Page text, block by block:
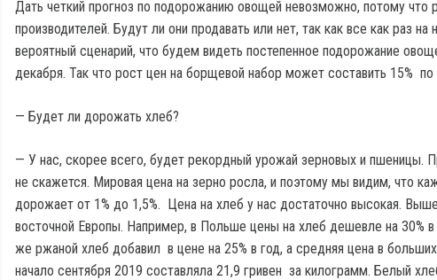
Дать четкий прогноз по подорожанию овощей невозможно, потому что
производителей. Будут ли они продавать или нет, так как все как раз
вероятный сценарий, что будем видеть постепенное подорожание
декабря. Так что рост цен на борщевой набор может составить 15% по
— Будет ли дорожать хлеб?
— У нас, скорее всего, будет рекордный урожай зерновых и пшеницы.
не скажется. Мировая цена на зерно росла, и поэтому мы видим, что
дорожает от 1% до 1,5%. Цена на хлеб у нас достаточно высокая.
восточной Европы. Например, в Польше цены на хлеб дешевле на 30%
же ржаной хлеб добавил в цене на 25% в год, а средняя цена в
начало сентября 2019 составляла 21,9 гривен за килограмм. Белый